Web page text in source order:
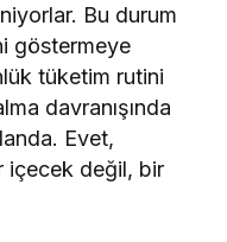
Bu durum
göstermeye
tüketim rutini
davranışında
Evet,
içecek değil, bir